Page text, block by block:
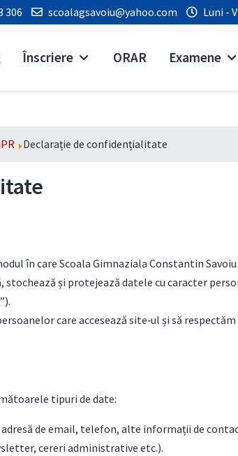
306 scoalagsavoiu@yahoo.com Luni -
Înscriere ORAR Examene
Declarație de confidențialitate
în care Scoala Gimnaziala Constantin
stochează și protejează datele cu caracter
care accesează site‑ul și să
tipuri de date:
de email, telefon, alte informații de
cereri administrative etc.).